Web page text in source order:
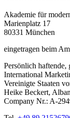
Akademie für
Marienplatz 17
80331 München
eingetragen beim
Persönlich haftende,
International
Vereinigte Staaten
Heike Beckert,
Company Nr.: A-